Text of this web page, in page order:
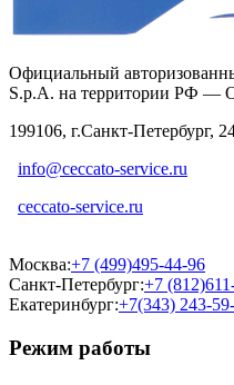
Официальный
S.p.A. на территории РФ —
199106, г.Санкт-Петербург,
info@ceccato-service.ru
ceccato-service.ru
Москва:+7 (499)495-44-96
Санкт-Петербург:+7
Екатеринбург:+7(343) 243-
Режим работы